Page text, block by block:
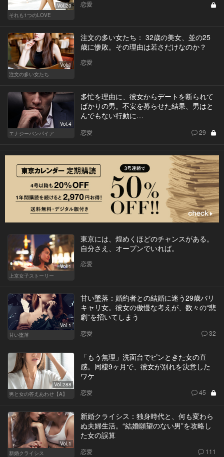
Vol.20
それも1つのLOVE
恋愛
Vol.1
注文の多い女たち
注文の多い女たち： 32歳の美女、並の25
歳に惨敗。その理由は若さだけなのか？
恋愛
Vol.4
エナジーバンパイア
多忙を理由に、彼女からデートを断られて
ばかりの男。不安を募らせた結果、男はと
んでもない行動に…
恋愛 29
Vol.1
上京女子ストーリー
東京には、煌めくほどのチャンスがある。
自分さえ、オープンでいれば。
恋愛
Vol.1
甘い墜落
甘い墜落：婚約者との結婚に迷う29歳バリ
キャリ女。彼女の傲慢な考えが、数々の“悲
劇”を招いてしまう
恋愛 32
Vol.288
男と女の答えあわせ【A】
「もう無理」洗面台でピンときた女の直
感。同棲9ヶ月で、彼女が別れを決意した
ワケ
恋愛 45
Vol.1
新婚クライシス
新婚クライシス：独身時代と、何も変わら
ぬ夫婦生活。“結婚願望のない男”を攻略し
た女の誤算
恋愛 111